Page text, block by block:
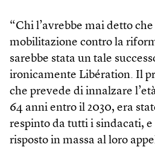
“Chi l’avrebbe mai detto
mobilitazione contro la
sarebbe stata un tale
ironicamente Libération. Il
che prevede di innalzare
64 anni entro il 2030, era
respinto da tutti i sindacati,
risposto in massa al loro